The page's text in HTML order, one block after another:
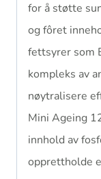
for å støtte
og fôret
fettsyrer som
kompleks av
nøytralisere
Mini Ageing
innhold av
opprettholde